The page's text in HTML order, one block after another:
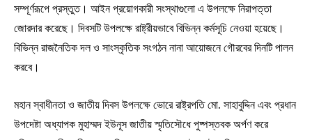
সম্পূর্ণরূপে প্রস্তুত। আইন প্রয়োগকারী সংস্থাগুলো এ উপলক্ষে নিরাপত্তা
জোরদার করেছে। দিবসটি উপলক্ষে রাষ্ট্রীয়ভাবে বিভিন্ন কর্মসূচি নেওয়া হয়েছে।
বিভিন্ন রাজনৈতিক দল ও সাংস্কৃতিক সংগঠন নানা আয়োজনে গৌরবের দিনটি পালন
করবে।
মহান স্বাধীনতা ও জাতীয় দিবস উপলক্ষে ভোরে রাষ্ট্রপতি মো. সাহাবুদ্দিন এবং প্রধান
উপদেষ্টা অধ্যাপক মুহাম্মদ ইউনূস জাতীয় স্মৃতিসৌধে পুষ্পস্তবক অর্পণ করে